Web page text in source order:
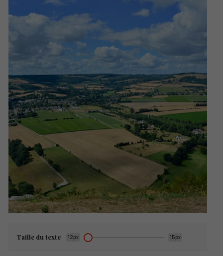
Taille du texte 12px 15px